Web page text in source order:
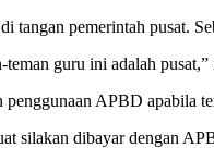
pemerintah pusat.
guru ini adalah
APBD apabila
dibayar dengan